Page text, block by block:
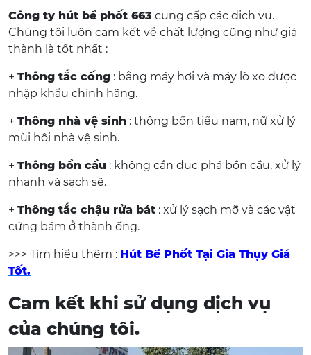
Công ty hút bể phốt 663 cung cấp các dịch vụ.
Chúng tôi luôn cam kết về chất lượng cũng như giá
thành là tốt nhất :
+ Thông tắc cống : bằng máy hơi và máy lò xo được
nhập khẩu chính hãng.
+ Thông nhà vệ sinh : thông bồn tiểu nam, nữ xử lý
mùi hôi nhà vệ sinh.
+ Thông bồn cầu : không cần đục phá bồn cầu, xử lý
nhanh và sạch sẽ.
+ Thông tắc chậu rửa bát : xử lý sạch mỡ và các vật
cứng bám ở thành ống.
>>> Tìm hiểu thêm : Hút Bể Phốt Tại Gia Thụy Giá
Tốt.
Cam kết khi sử dụng dịch vụ
của chúng tôi.